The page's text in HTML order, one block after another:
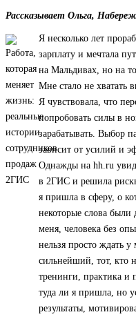
Рассказывает Ольга,
Я несколько лет
зарплату и мечтала
на Мальдивах, но на
Мне стало не хватать
Я чувствовала, что
попробовать силы в
зарабатывать. Выбор
зависит от усилий и
Однажды на hh.ru
в 2ГИС и решила
я пришла в сферу, о
некоторые слова
меня, человека без
нельзя просто ждать
сильнейший, тот, кто
тренинги, практика и
туда ли я пришла, но
результаты,